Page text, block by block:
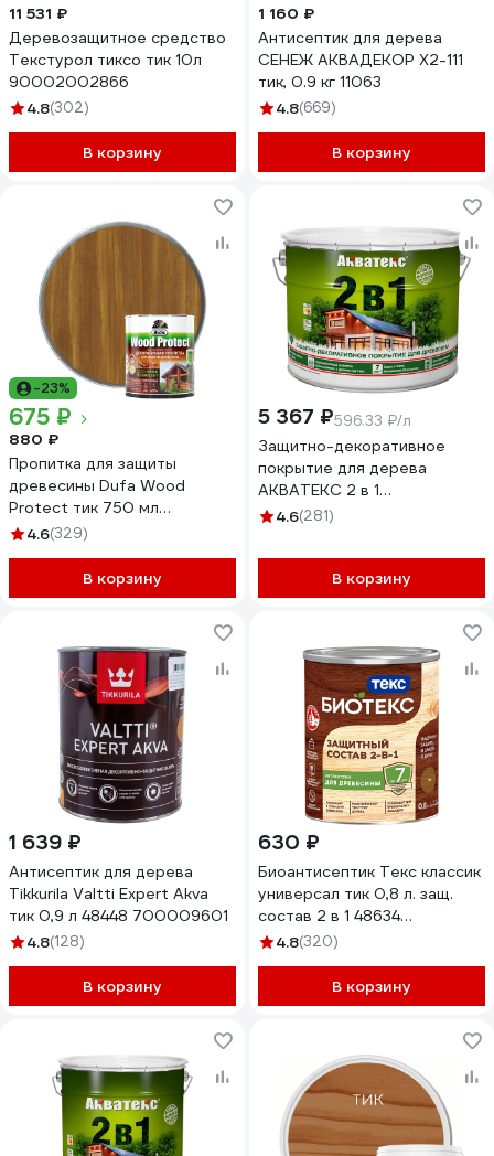
11 531 ₽
Деревозащитное средство
Текстурол тиксо тик 10л
90002002866
4.8(302)
В корзину
1 160 ₽
Антисептик для дерева
СЕНЕЖ АКВАДЕКОР Х2-111
тик, 0.9 кг 11063
4.8(669)
В корзину
-23%
675 ₽
880 ₽
Пропитка для защиты
древесины Dufa Wood
Protect тик 750 мл
МП000015769
4.6(329)
В корзину
5 367 ₽596.33 ₽/л
Защитно-декоративное
покрытие для дерева
АКВАТЕКС 2 в 1
полуматовое, тик, 9 л
4.6(281)
В корзину
1 639 ₽
Антисептик для дерева
Tikkurila Valtti Expert Akva
тик 0,9 л 48448 700009601
4.8(128)
В корзину
630 ₽
Биоантисептик Текс классик
универсал тик 0,8 л. защ.
состав 2 в 1 48634
700008166
4.8(320)
В корзину